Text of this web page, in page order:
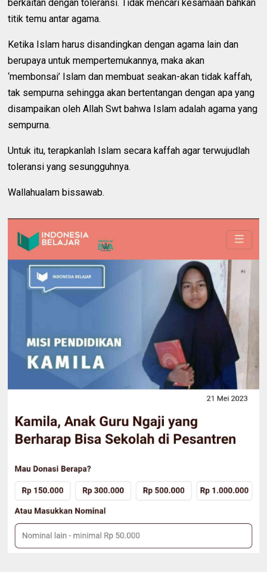
berkaitan dengan toleransi. Tidak mencari kesamaan bahkan
titik temu antar agama.
Ketika Islam harus disandingkan dengan agama lain dan
berupaya untuk mempertemukannya, maka akan
‘membonsai’ Islam dan membuat seakan-akan tidak kaffah,
tak sempurna sehingga akan bertentangan dengan apa yang
disampaikan oleh Allah Swt bahwa Islam adalah agama yang
sempurna.
Untuk itu, terapkanlah Islam secara kaffah agar terwujudlah
toleransi yang sesungguhnya.
Wallahualam bissawab.